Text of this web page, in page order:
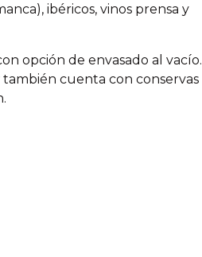
ibéricos, vinos prensa y
opción de envasado al vacío.
también cuenta con conservas